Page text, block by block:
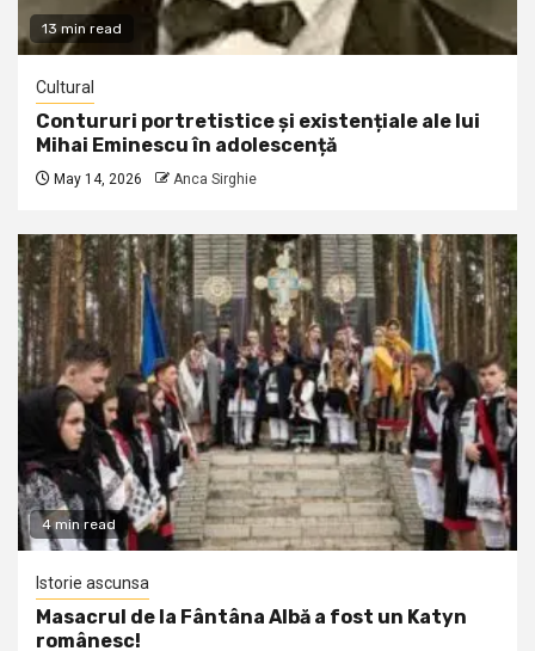
13 min read
Cultural
Contururi portretistice și existențiale ale lui
Mihai Eminescu în adolescență
May 14, 2026 Anca Sirghie
4 min read
Istorie ascunsa
Masacrul de la Fântâna Albă a fost un Katyn
românesc!